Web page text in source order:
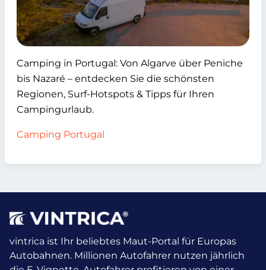
Camping in Portugal: Von Algarve über Peniche
bis Nazaré – entdecken Sie die schönsten
Regionen, Surf-Hotspots & Tipps für Ihren
Campingurlaub.
Camping Portugal
vintrica ist Ihr beliebtes Maut-Portal für Europas
Autobahnen. Millionen Autofahrer nutzen jährlich